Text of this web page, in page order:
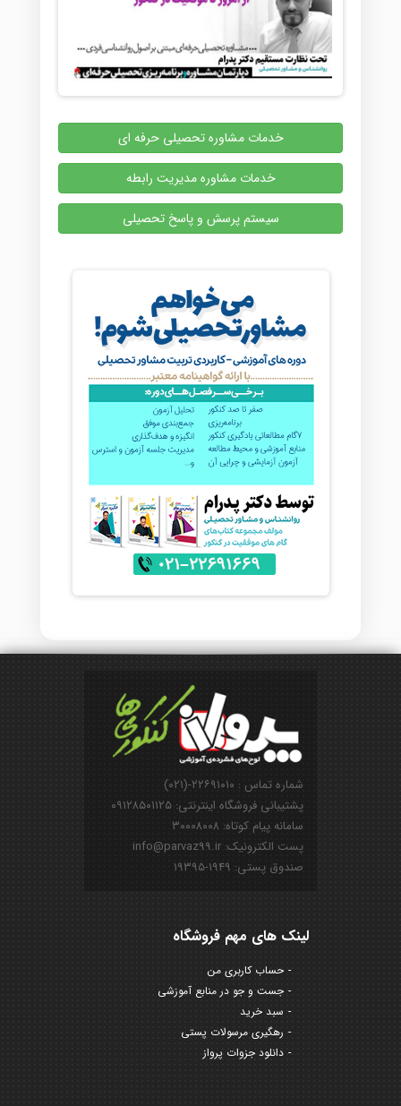
خدمات مشاوره تحصیلی حرفه ای
خدمات مشاوره مدیریت رابطه
سیستم پرسش و پاسخ تحصیلی
شماره تماس : ۲۲۶۹۱۰۱۰-(۰۲۱)
پشتیبانی فروشگاه اینترنتی: ۰۹۱۲۸۵۰۱۱۲۵
سامانه پیام کوتاه: ۳۰۰۰۸۰۰۸
پست الکترونیک: info@parvaz99.ir
صندوق پستی: ۱۹۴۹-۱۹۳۹۵
لینک های مهم فروشگاه
حساب کاربری من
جست و جو در منابع آموزشی
سبد خرید
رهگیری مرسولات پستی
دانلود جزوات پرواز